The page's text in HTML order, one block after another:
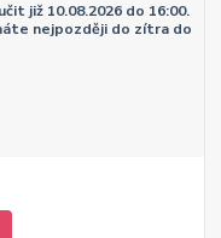
již 10.08.2026 do 16:00.
nejpozději do zítra do